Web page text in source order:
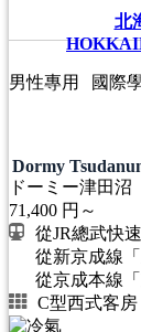
北
男性專用 國際
Dormy
ドーミー津田沼
71,400 円～
從JR總武快
從新京成線
從京成本線
C型西式客房